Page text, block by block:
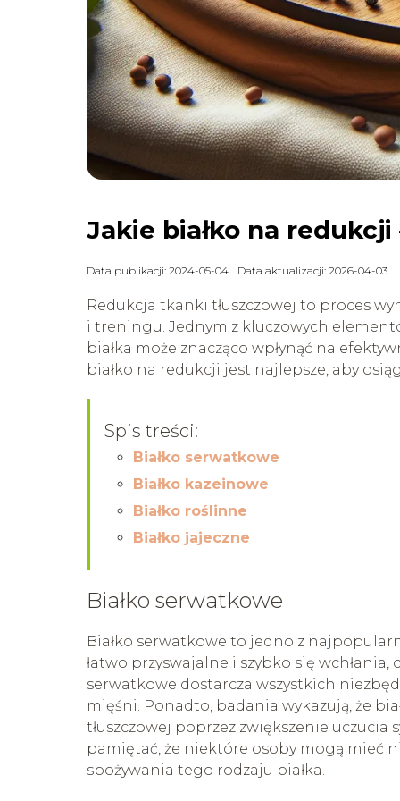
Jakie białko na
Data publikacji: 2024-05-04 Data aktualizacji: 2026-04-03
Redukcja tkanki tłuszczowej to proces
i treningu. Jednym z kluczowych
białka może znacząco wpłynąć na
białko na redukcji jest najlepsze, aby
Spis treści:
Białko serwatkowe
Białko kazeinowe
Białko roślinne
Białko jajeczne
Białko serwatkowe
Białko serwatkowe to jedno z
łatwo przyswajalne i szybko się
serwatkowe dostarcza wszystkich
mięśni. Ponadto, badania wykazują, że
tłuszczowej poprzez zwiększenie
pamiętać, że niektóre osoby mogą mieć
spożywania tego rodzaju białka.